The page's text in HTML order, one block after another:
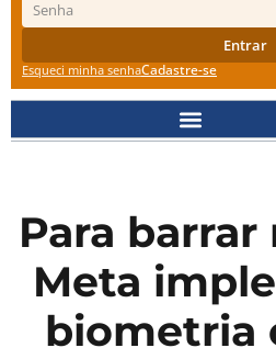
Entrar
Esqueci minha senhaCadastre-se
Para barrar
Meta
biometria